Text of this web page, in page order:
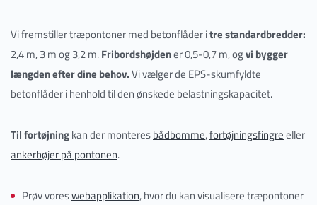
Vi fremstiller træpontoner med betonflåder itre standardbredder:
2,4 m, 3 m og 3,2 m.Fribordshøjdener 0,5-0,7 m, ogvi bygger
længden efter dine behov.Vi vælger de EPS-skumfyldte
betonflåder i henhold til den ønskede belastningskapacitet.
Til fortøjningkan der monteresbådbomme,fortøjningsfingreeller
ankerbøjer på pontonen.
Prøv voreswebapplikation, hvor du kan visualisere træpontoner